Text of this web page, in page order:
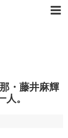
・藤井麻輝
。